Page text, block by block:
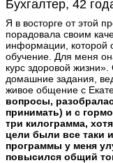
Бухгалтер, 42
Я в восторге от этой
порадовала своим
информации, которой
обучение. Для меня
курс здоровой
домашние задания,
живое общение с
вопросы,
принимать) и с
три килограмма,
цели были все таки
программы у меня
повысился общий